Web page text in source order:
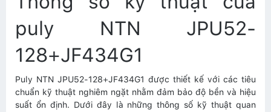
puly NTN JPU52-
128+JF434G1
Puly NTN JPU52-128+JF434G1 được thiết kế với các tiêu
chuẩn kỹ thuật nghiêm ngặt nhằm đảm bảo độ bền và hiệu
suất ổn định. Dưới đây là những thông số kỹ thuật quan